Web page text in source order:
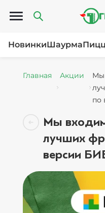
Открыть меню
НовинкиШаурма
Главная Акции
Мы
по
Мы
лучших
версии